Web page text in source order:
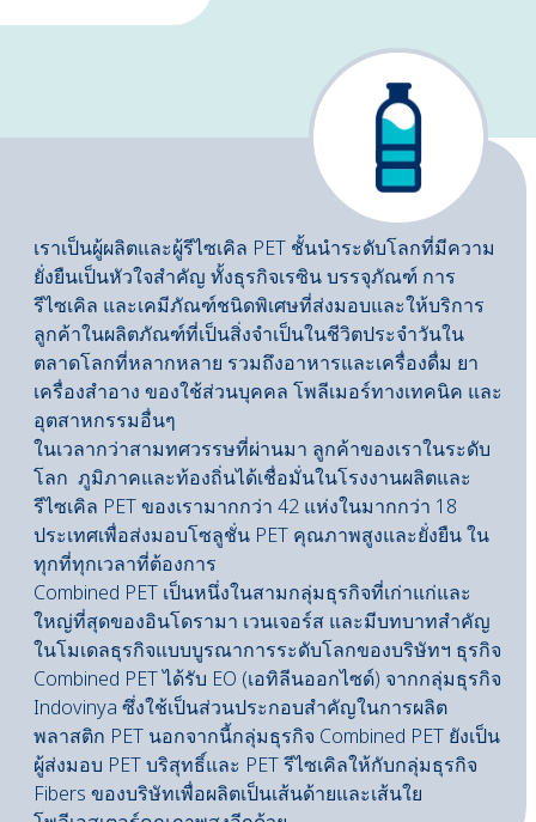
เราเป็นผู้ผลิตและผู้รีไซเคิล PET ชั้นนําระดับโลกที่มีความ
ยั่งยืนเป็นหัวใจสำคัญ ทั้งธุรกิจเรซิน บรรจุภัณฑ์ การ
รีไซเคิล และเคมีภัณฑ์ชนิดพิเศษที่ส่งมอบและให้บริการ
ลูกค้าในผลิตภัณฑ์ที่เป็นสิ่งจำเป็นในชีวิตประจำวันใน
ตลาดโลกที่หลากหลาย รวมถึงอาหารและเครื่องดื่ม ยา
เครื่องสำอาง ของใช้ส่วนบุคคล โพลีเมอร์ทางเทคนิค และ
อุตสาหกรรมอื่นๆ
ในเวลากว่าสามทศวรรษที่ผ่านมา ลูกค้าของเราในระดับ
โลก ภูมิภาคและท้องถิ่นได้เชื่อมั่นในโรงงานผลิตและ
รีไซเคิล PET ของเรามากกว่า 42 แห่งในมากกว่า 18
ประเทศเพื่อส่งมอบโซลูชั่น PET คุณภาพสูงและยั่งยืน ใน
ทุกที่ทุกเวลาที่ต้องการ
Combined PET เป็นหนึ่งในสามกลุ่มธุรกิจที่เก่าแก่และ
ใหญ่ที่สุดของอินโดรามา เวนเจอร์ส และมีบทบาทสําคัญ
ในโมเดลธุรกิจแบบบูรณาการระดับโลกของบริษัทฯ ธุรกิจ
Combined PET ได้รับ EO (เอทิลีนออกไซด์) จากกลุ่มธุรกิจ
Indovinya ซึ่งใช้เป็นส่วนประกอบสําคัญในการผลิต
พลาสติก PET นอกจากนี้กลุ่มธุรกิจ Combined PET ยังเป็น
ผู้ส่งมอบ PET บริสุทธิ์และ PET รีไซเคิลให้กับกลุ่มธุรกิจ
Fibers ของบริษัทเพื่อผลิตเป็นเส้นด้ายและเส้นใย